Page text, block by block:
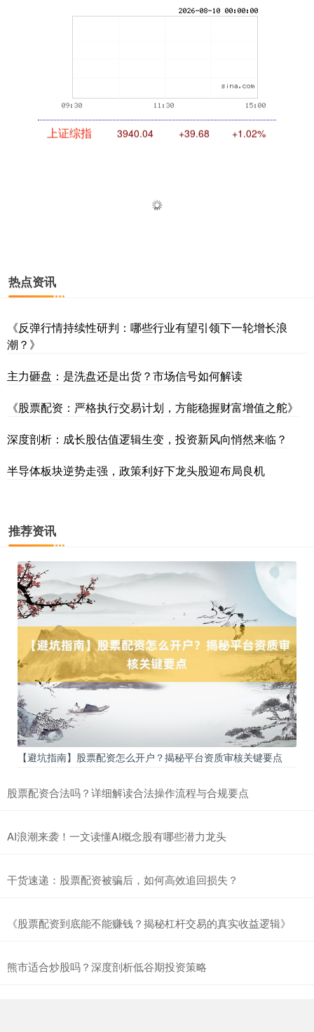
+164.40 +2.13%
深证成指
沪深300 4694.44 +43.13 +0.93%
北证50 +1.01%
创业板指 +1.35%
基金指数 7242.10 +12.30 +0.17%
热点资讯
《反弹行情持续性研判：哪些行业有望引领下一轮增长浪
潮？》
主力砸盘：是洗盘还是出货？市场信号如何解读
《股票配资：严格执行交易计划，方能稳握财富增值之舵》
深度剖析：成长股估值逻辑生变，投资新风向悄然来临？
半导体板块逆势走强，政策利好下龙头股迎布局良机
推荐资讯
【避坑指南】股票配资怎么开户？揭秘平台资质审核关键要点
股票配资合法吗？详细解读合法操作流程与合规要点
AI浪潮来袭！一文读懂AI概念股有哪些潜力龙头
干货速递：股票配资被骗后，如何高效追回损失？
《股票配资到底能不能赚钱？揭秘杠杆交易的真实收益逻辑》
熊市适合炒股吗？深度剖析低谷期投资策略